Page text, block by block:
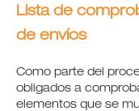
Lista de
de envíos
Como parte del
obligados a
elementos que se